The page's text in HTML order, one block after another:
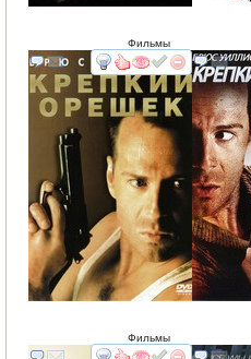
Фильмы
смотретьинтересует
Фильмы